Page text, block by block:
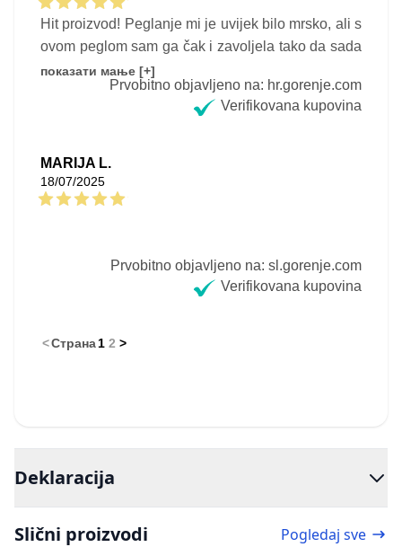
интуитивном дигиталном контролом, који могу
да препоручим свима који траже
професионалне резултате пеглања код куће.
Hit proizvod! Peglanje mi je uvijek bilo mrsko, ali s
ovom peglom sam ga čak i zavoljela tako da sada
peglam što treba i ne treba :)
показати мање [+]
Prvobitno objavljeno na: hr.gorenje.com
Verifikovana kupovina
MARIJA L.
18/07/2025
Prvobitno objavljeno na: sl.gorenje.com
Verifikovana kupovina
<Страна1 2 >
Deklaracija
Slični proizvodi Pogledaj sve